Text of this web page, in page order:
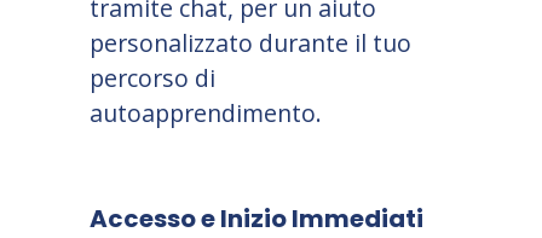
tramite chat, per un aiuto
personalizzato durante il tuo
percorso di
autoapprendimento.
Accesso e Inizio Immediati